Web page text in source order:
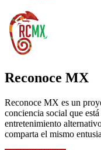
Reconoce MX
Reconoce MX es un
conciencia social que
entretenimiento
comparta el mismo